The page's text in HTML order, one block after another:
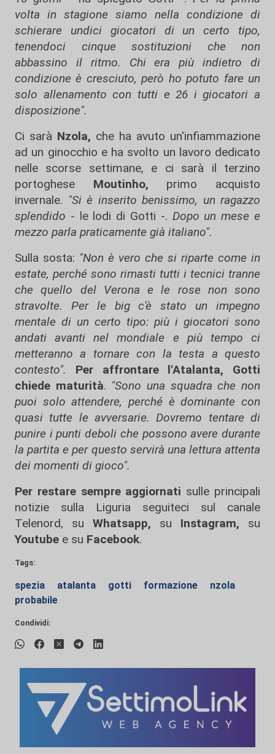
volta in stagione siamo nella condizione di
schierare undici giocatori di un certo tipo,
tenendoci cinque sostituzioni che non
abbassino il ritmo. Chi era più indietro di
condizione è cresciuto, però ho potuto fare un
solo allenamento con tutti e 26 i giocatori a
disposizione".
Ci sarà Nzola, che ha avuto un'infiammazione
ad un ginocchio e ha svolto un lavoro dedicato
nelle scorse settimane, e ci sarà il terzino
portoghese Moutinho, primo acquisto
invernale. "Si è inserito benissimo, un ragazzo
splendido - le lodi di Gotti -. Dopo un mese e
mezzo parla praticamente già italiano".
Sulla sosta: "Non è vero che si riparte come in
estate, perché sono rimasti tutti i tecnici tranne
che quello del Verona e le rose non sono
stravolte. Per le big c'è stato un impegno
mentale di un certo tipo: più i giocatori sono
andati avanti nel mondiale e più tempo ci
metteranno a tornare con la testa a questo
contesto".
Per affrontare l'Atalanta, Gotti
chiede maturità. "Sono una squadra che non
puoi solo attendere, perché è dominante con
quasi tutte le avversarie. Dovremo tentare di
punire i punti deboli che possono avere durante
la partita e per questo servirà una lettura attenta
dei momenti di gioco".
Per restare sempre aggiornati sulle principali
notizie sulla Liguria seguiteci sul canale
Telenord, su
Whatsapp, su Instagram, su
Youtube e su Facebook.
Tags:
spezia atalanta gotti formazione
nzola
probabile
Condividi: